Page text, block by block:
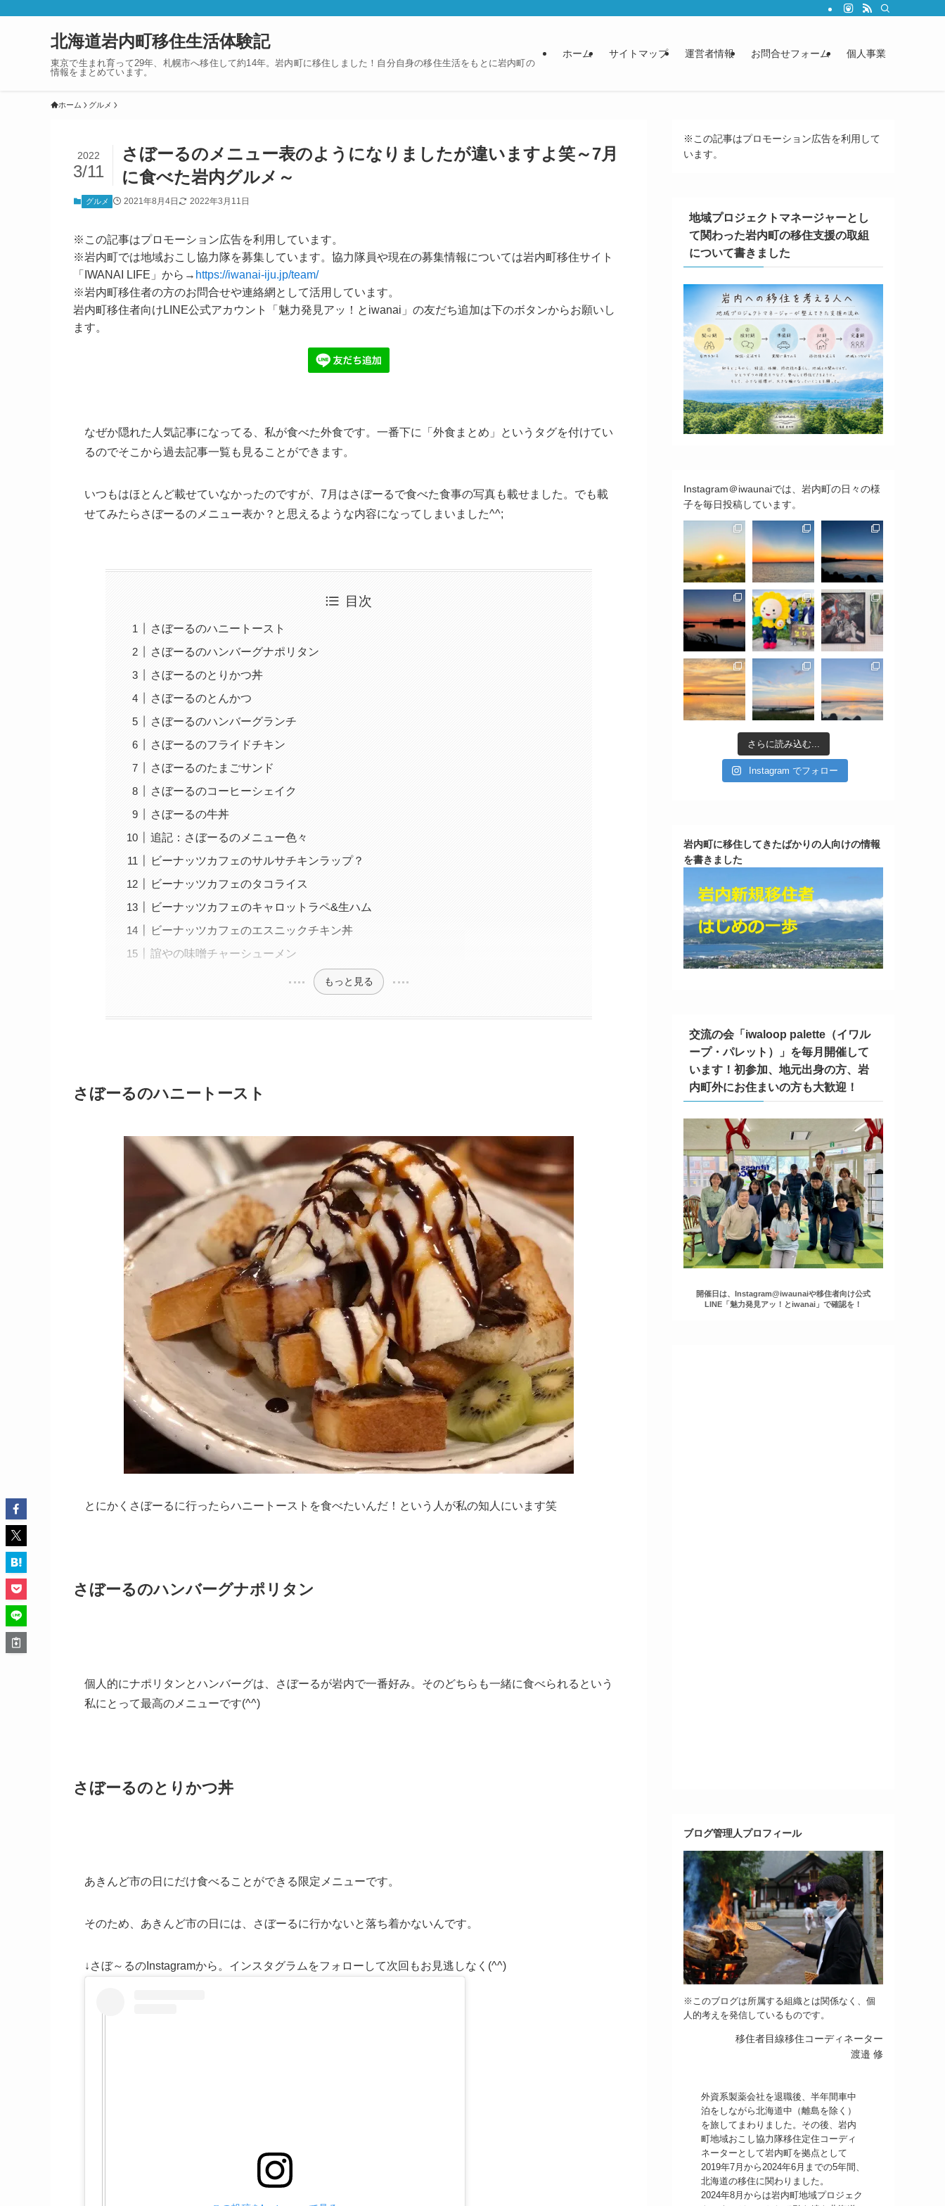
北海道岩内町移住生活体験記
東京で生まれ育って29年、札幌市へ移住して約14年。岩内町に移住しました！自分自身の移住生活をもとに岩内町の
情報をまとめています。
ホーム サイトマップ 運営者情報 お問合せフォーム 個人事業
ホーム グルメ
さぼーるのメニュー表のようになりましたが違いますよ笑～7月
に食べた岩内グルメ～
2022
3/11
グルメ 2021年8月4日 2022年3月11日
※この記事はプロモーション広告を利用しています。
※岩内町では地域おこし協力隊を募集しています。協力隊員や現在の募集情報については岩内町移住サイト
「IWANAI LIFE」から→ https://iwanai-iju.jp/team/
※岩内町移住者の方のお問合せや連絡網として活用しています。
岩内町移住者向けLINE公式アカウント「魅力発見アッ！とiwanai」の友だち追加は下のボタンからお願いし
ます。
なぜか隠れた人気記事になってる、私が食べた外食です。一番下に「外食まとめ」というタグを付けてい
るのでそこから過去記事一覧も見ることができます。
いつもはほとんど載せていなかったのですが、7月はさぼーるで食べた食事の写真も載せました。でも載
せてみたらさぼーるのメニュー表か？と思えるような内容になってしまいました^^;
目次
さぼーるのハニートースト
さぼーるのハンバーグナポリタン
さぼーるのとりかつ丼
さぼーるのとんかつ
さぼーるのハンバーグランチ
さぼーるのフライドチキン
さぼーるのたまごサンド
さぼーるのコーヒーシェイク
さぼーるの牛丼
追記：さぼーるのメニュー色々
ビーナッツカフェのサルサチキンラップ？
ビーナッツカフェのタコライス
ビーナッツカフェのキャロットラペ&生ハム
ビーナッツカフェのエスニックチキン丼
誼やの味噌チャーシューメン
もっと見る
さぼーるのハニートースト
とにかくさぼーるに行ったらハニートーストを食べたいんだ！という人が私の知人にいます笑
さぼーるのハンバーグナポリタン
個人的にナポリタンとハンバーグは、さぼーるが岩内で一番好み。そのどちらも一緒に食べられるという
私にとって最高のメニューです(^^)
さぼーるのとりかつ丼
あきんど市の日にだけ食べることができる限定メニューです。
そのため、あきんど市の日には、さぼーるに行かないと落ち着かないんです。
↓さぼ～るのInstagramから。インスタグラムをフォローして次回もお見逃しなく(^^)
※この記事はプロモーション広告を利用して
います。
地域プロジェクトマネージャーとし
て関わった岩内町の移住支援の取組
について書きました
Instagram＠iwaunaiでは、岩内町の日々の様
子を毎日投稿しています。
さらに読み込む...
Instagram でフォロー
岩内町に移住してきたばかりの人向けの情報
を書きました
交流の会「iwaloop palette（イワル
ープ・パレット）」を毎月開催して
います！初参加、地元出身の方、岩
内町外にお住まいの方も大歓迎！
開催日は、Instagram@iwaunaiや移住者向け公式
LINE「魅力発見アッ！とiwanai」で確認を！
ブログ管理人プロフィール
※このブログは所属する組織とは関係なく、個
人的考えを発信しているものです。
移住者目線移住コーディネーター
渡邉 修
外資系製薬会社を退職後、半年間車中
泊をしながら北海道中（離島を除く）
を旅してまわりました。その後、岩内
町地域おこし協力隊移住定住コーディ
ネーターとして岩内町を拠点として
2019年7月から2024年6月までの5年間、
北海道の移住に関わりました。
2024年8月からは岩内町地域プロジェク